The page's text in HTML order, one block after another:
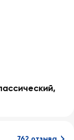
,